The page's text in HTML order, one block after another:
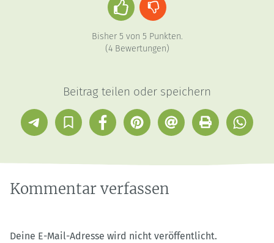
Daumen
hoch
Daumen
Bisher 5 von 5 Punkten.
(4Bewertungen)
Beitrag teilen oder speichern
TelegramIn
Sammlung
FacebookPinterestE-
Mail
Drucken
Kommentar verfassen
Deine E-Mail-Adresse wird nicht veröffentlicht.